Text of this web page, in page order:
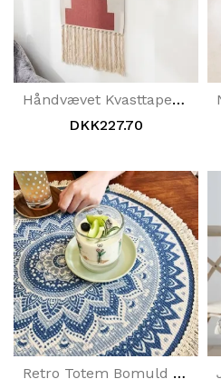
Håndvævet Kvasttapet Nordisk Hængehusdekoration
DKK227.70
Retro Totem Bomuld Linned Circle Dug